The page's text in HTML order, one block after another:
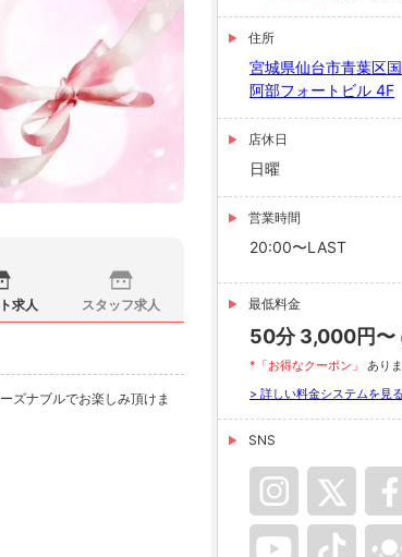
求人 スタッフ求人
ズナブルでお楽しみ頂けま
住所
宮城県仙台市青葉区
阿部フォートビル 4F
店休日
日曜
営業時間
20:00〜LAST
最低料金
50分 3,000円〜
*「お得なクーポン」 あり
> 詳しい料金システムを見る
SNS